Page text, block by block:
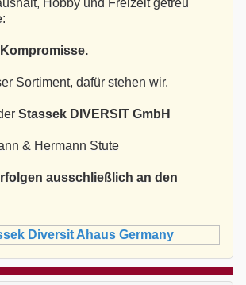
Hobby und Freizeit getreu
Sortiment, dafür stehen wir.
Stassek DIVERSIT GmbH
& Hermann Stute
ausschließlich an den